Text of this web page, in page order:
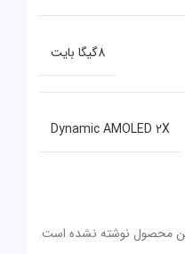
8گیگا بایت
Dynamic AMOLED ۲X
محصول نوشته نشده است.